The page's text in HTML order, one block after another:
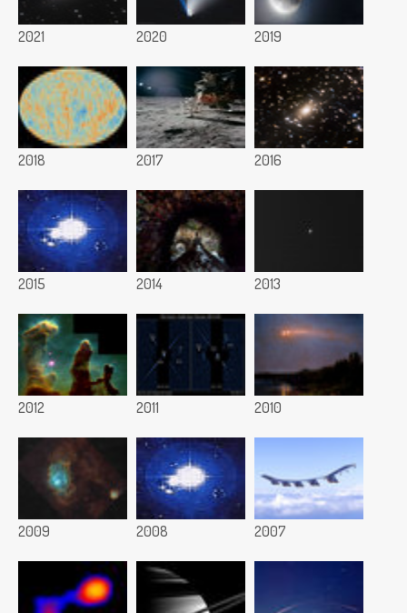
2021 2020 2019
2018 2017 2016
2015 2014 2013
2012 2011 2010
2009 2008 2007